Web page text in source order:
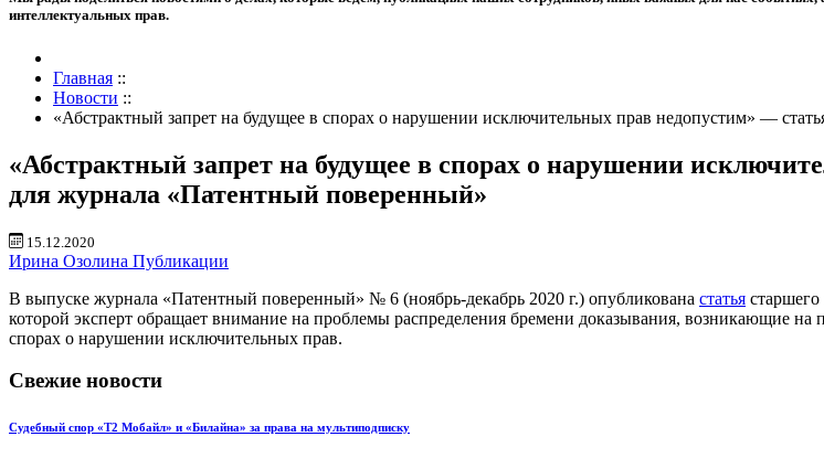
интеллектуальных прав.
Главная ::
Новости ::
«Абстрактный запрет на будущее в спорах о нарушении исключительных прав недопустим» —
«Абстрактный запрет на будущее в спорах о нарушении
для журнала «Патентный поверенный»
15.12.2020
Ирина Озолина Публикации
В выпуске журнала «Патентный поверенный» № 6 (ноябрь-декабрь 2020 г.) опубликована статья
которой эксперт обращает внимание на проблемы распределения бремени доказывания, возникающие на
спорах о нарушении исключительных прав.
Свежие новости
Судебный спор «Т2 Мобайл» и «Билайна» за права на мультиподписку